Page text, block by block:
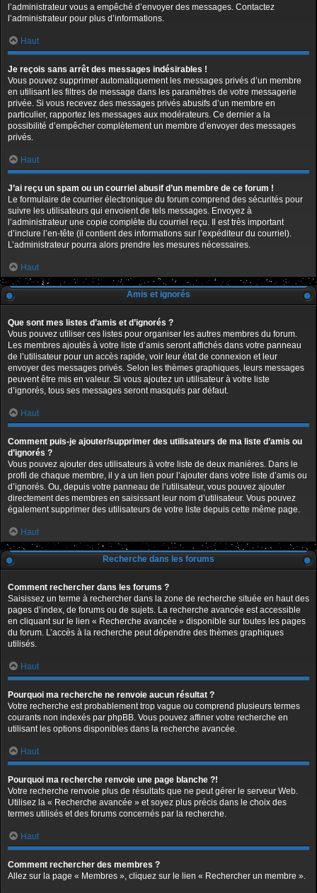
l’administrateur vous a empêché d’envoyer des messages. Contactez
l’administrateur pour plus d’informations.
Haut
Je reçois sans arrêt des messages indésirables !
Vous pouvez supprimer automatiquement les messages privés d’un membre
en utilisant les filtres de message dans les paramètres de votre messagerie
privée. Si vous recevez des messages privés abusifs d’un membre en
particulier, rapportez les messages aux modérateurs. Ce dernier a la
possibilité d’empêcher complètement un membre d’envoyer des messages
privés.
Haut
J’ai reçu un spam ou un courriel abusif d’un membre de ce forum !
Le formulaire de courrier électronique du forum comprend des sécurités pour
suivre les utilisateurs qui envoient de tels messages. Envoyez à
l’administrateur une copie complète du courriel reçu. Il est très important
d’inclure l’en-tête (il contient des informations sur l’expéditeur du courriel).
L’administrateur pourra alors prendre les mesures nécessaires.
Haut
Amis et ignorés
Que sont mes listes d’amis et d’ignorés ?
Vous pouvez utiliser ces listes pour organiser les autres membres du forum.
Les membres ajoutés à votre liste d’amis seront affichés dans votre panneau
de l’utilisateur pour un accès rapide, voir leur état de connexion et leur
envoyer des messages privés. Selon les thèmes graphiques, leurs messages
peuvent être mis en valeur. Si vous ajoutez un utilisateur à votre liste
d’ignorés, tous ses messages seront masqués par défaut.
Haut
Comment puis-je ajouter/supprimer des utilisateurs de ma liste d’amis ou
d’ignorés ?
Vous pouvez ajouter des utilisateurs à votre liste de deux manières. Dans le
profil de chaque membre, il y a un lien pour l’ajouter dans votre liste d’amis ou
d’ignorés. Ou, depuis votre panneau de l’utilisateur, vous pouvez ajouter
directement des membres en saisissant leur nom d’utilisateur. Vous pouvez
également supprimer des utilisateurs de votre liste depuis cette même page.
Haut
Recherche dans les forums
Comment rechercher dans les forums ?
Saisissez un terme à rechercher dans la zone de recherche située en haut des
pages d’index, de forums ou de sujets. La recherche avancée est accessible
en cliquant sur le lien « Recherche avancée » disponible sur toutes les pages
du forum. L’accès à la recherche peut dépendre des thèmes graphiques
utilisés.
Haut
Pourquoi ma recherche ne renvoie aucun résultat ?
Votre recherche est probablement trop vague ou comprend plusieurs termes
courants non indexés par phpBB. Vous pouvez affiner votre recherche en
utilisant les options disponibles dans la recherche avancée.
Haut
Pourquoi ma recherche renvoie une page blanche ?!
Votre recherche renvoie plus de résultats que ne peut gérer le serveur Web.
Utilisez la « Recherche avancée » et soyez plus précis dans le choix des
termes utilisés et des forums concernés par la recherche.
Haut
Comment rechercher des membres ?
Allez sur la page « Membres », cliquez sur le lien « Rechercher un membre ».